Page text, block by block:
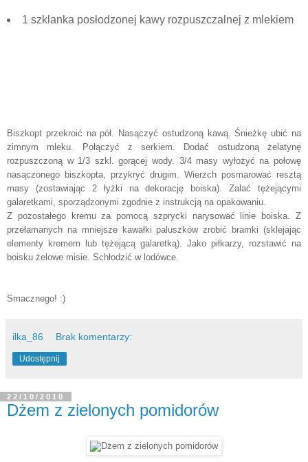
1 szklanka posłodzonej kawy rozpuszczalnej z mlekiem
Biszkopt przekroić na pół. Nasączyć ostudzoną kawą. Śnieżkę ubić na
zimnym mleku. Połączyć z serkiem. Dodać ostudzoną żelatynę
rozpuszczoną w 1/3 szkl. gorącej wody. 3/4 masy wyłożyć na połowę
nasączonego biszkopta, przykryć drugim. Wierzch posmarować resztą
masy (zostawiając 2 łyżki na dekorację boiska). Zalać tężejącymi
galaretkami, sporządzonymi zgodnie z instrukcją na opakowaniu.
Z pozostałego kremu za pomocą szprycki narysować linie boiska. Z
przełamanych na mniejsze kawałki paluszków zrobić bramki (sklejając
elementy kremem lub tężejącą galaretką). Jako piłkarzy, rozstawić na
boisku żelowe misie. Schłodzić w lodówce.
Smacznego! :)
ilka_86 Brak komentarzy:
Udostępnij
22/10/2010
Dżem z zielonych pomidorów